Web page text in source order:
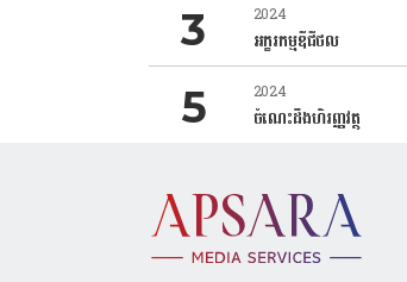
2024
អក្ខរកម្មឌីជីថល
2024
ចំណេះដឹងហិរញ្ញវត្ថុ